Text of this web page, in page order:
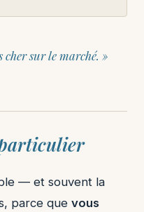
sur le marché. »
— et souvent la
parce que vous